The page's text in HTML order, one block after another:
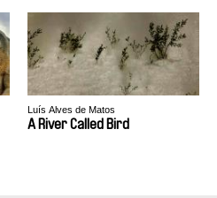
Luís Alves de Matos
A River Called Bird